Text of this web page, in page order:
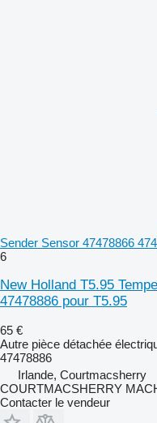
Sender Sensor 47478866
6
New Holland T5.95
47478886 pour T5.95
65 €
Autre pièce détachée
47478886
Irlande, Courtmacsherry
COURTMACSHERRY
Contacter le vendeur